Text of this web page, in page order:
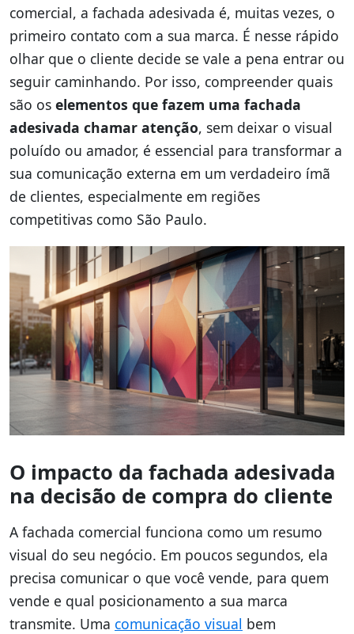
comercial, a fachada adesivada é, muitas vezes, o
primeiro contato com a sua marca. É nesse rápido
olhar que o cliente decide se vale a pena entrar ou
seguir caminhando. Por isso, compreender quais
são os elementos que fazem uma fachada
adesivada chamar atenção, sem deixar o visual
poluído ou amador, é essencial para transformar a
sua comunicação externa em um verdadeiro ímã
de clientes, especialmente em regiões
competitivas como São Paulo.
O impacto da fachada adesivada
na decisão de compra do cliente
A fachada comercial funciona como um resumo
visual do seu negócio. Em poucos segundos, ela
precisa comunicar o que você vende, para quem
vende e qual posicionamento a sua marca
transmite. Uma comunicação visual bem